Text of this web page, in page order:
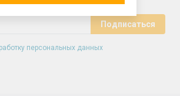
персональных данных